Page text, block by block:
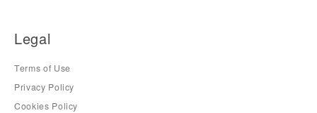
Legal
Terms of Use
Privacy Policy
Cookies Policy